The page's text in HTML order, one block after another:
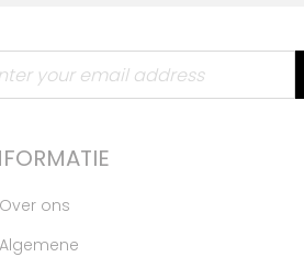
Over ons
Algemene